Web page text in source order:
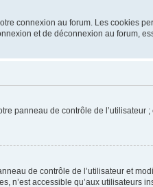
connexion au forum. Les cookies
et de déconnexion au forum,
panneau de contrôle de l’utilisateur
de contrôle de l’utilisateur et
accessible qu’aux utilisateurs